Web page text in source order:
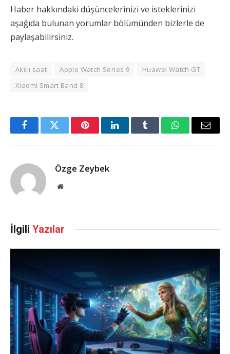
Haber hakkındaki düşüncelerinizi ve isteklerinizi
aşağıda bulunan yorumlar bölümünden bizlerle de
paylaşabilirsiniz.
Akıllı saat Apple Watch Series 9
Huawei Watch GT
Xiaomi Smart Band 8
FacebookTwitter PinterestLinkedInTumblr WhatsAppEmail
Özge Zeybek
Web
İlgili Yazılar